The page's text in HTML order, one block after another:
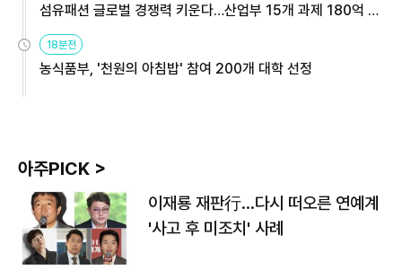
섬유패션 글로벌 경쟁력 키운다…산업부 15개 과제 180억 지
18분전
농식품부, '천원의 아침밥' 참여 200개 대학 선정
아주PICK >
이재룡 재판行…다시 떠오른 연예계
'사고 후 미조치' 사례